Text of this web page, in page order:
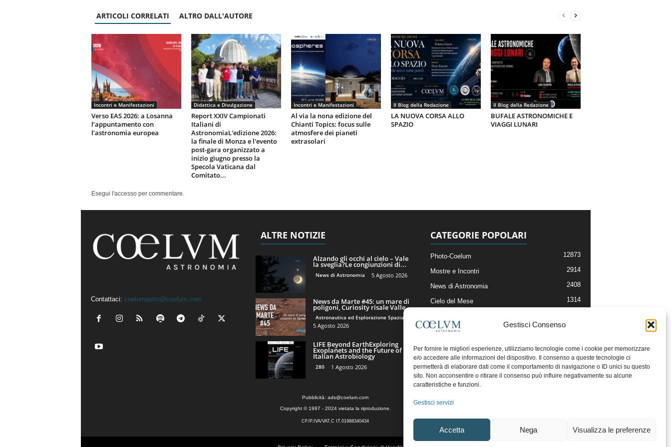
Gestisci Consenso
Per fornire le migliori esperienze, utilizziamo tecnologie come i cookie per memorizzare
e/o accedere alle informazioni del dispositivo. Il consenso a queste tecnologie ci
permetterà di elaborare dati come il comportamento di navigazione o ID unici su questo
sito. Non acconsentire o ritirare il consenso può influire negativamente su alcune
caratteristiche e funzioni.
Gestisci servizi
Accetta Nega Visualizza le preferenze
ARTICOLI CORRELATI ALTRO DALL'AUTORE
Incontri e Manifestazioni
Verso EAS 2026: a Losanna
l’appuntamento con
l’astronomia europea
Didattica e Divulgazione
Report XXIV Campionati
Italiani di
AstronomiaL'edizione 2026:
la finale di Monza e l'evento
post-gara organizzato a
inizio giugno presso la
Specola Vaticana dal
Comitato...
Incontri e Manifestazioni
Al via la nona edizione del
Chianti Topics: focus sulle
atmosfere dei pianeti
extrasolari
Il Blog della Redazione
LA NUOVA CORSA ALLO
SPAZIO
Il Blog della Redazione
BUFALE ASTRONOMICHE E
VIAGGI LUNARI
Esegui l'accesso per commentare.
Contattaci: coelumastro@coelum.com
ALTRE NOTIZIE
Alzando gli occhi al cielo – Vale
la sveglia?Le congiunzioni di...
News di Astronomia 5 Agosto 2026
News da Marte #45: un mare di
poligoni, Curiosity risale Valle...
Astronautica ed Esplorazione Spaziale
5 Agosto 2026
LIFE Beyond EarthExploring
Exoplanets and the Future of
Italian Astrobiology
280 1 Agosto 2026
CATEGORIE POPOLARI
Photo-Coelum 12873
Mostre e Incontri 2914
News di Astronomia 2408
Cielo del Mese 1314
Articoli e Risorse On-Line
Il Blog della Redazione
Pubblicità: ads@coelum.com
Copyright © 1997 - 2024 vietata la riproduzione.
CF/P.IVA/VAT.C IT.01988340434